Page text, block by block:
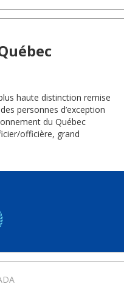
haute distinction remise
personnes d’exception
du Québec
officière, grand